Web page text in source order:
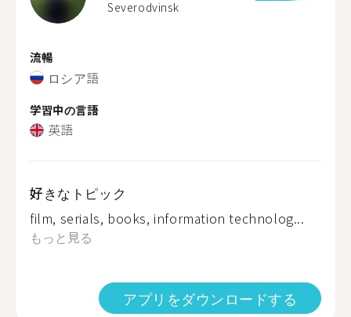
Severodvinsk
流暢
ロシア語
学習中の言語
英語
好きなトピック
film, serials, books, information technolog...
もっと見る
アプリをダウンロードする